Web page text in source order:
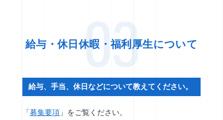
03
給与・休日休暇・福利厚生について
給与、手当、休日などについて教えてください。
「募集要項」をご覧ください。